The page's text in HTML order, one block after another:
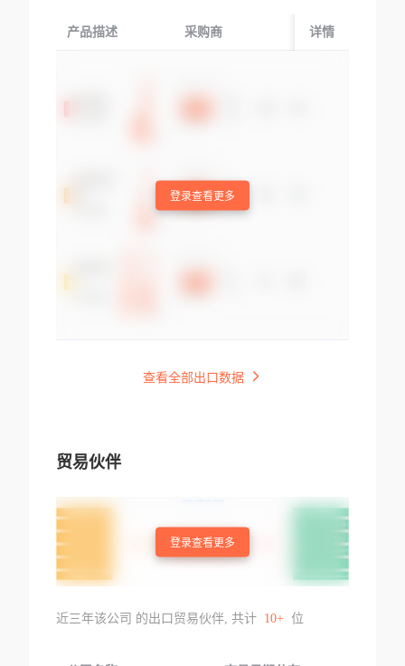
产品描述 采购商 起运国/地区
详情
登录查看更多
查看全部出口数据
贸易伙伴
登录查看更多
近三年该公司 的出口贸易伙伴, 共计 10+ 位